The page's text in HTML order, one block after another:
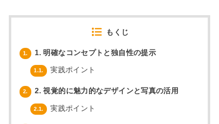
もくじ
1. 1. 明確なコンセプトと独自性の提示
1.1. 実践ポイント
2. 2. 視覚的に魅力的なデザインと写真の活用
2.1. 実践ポイント